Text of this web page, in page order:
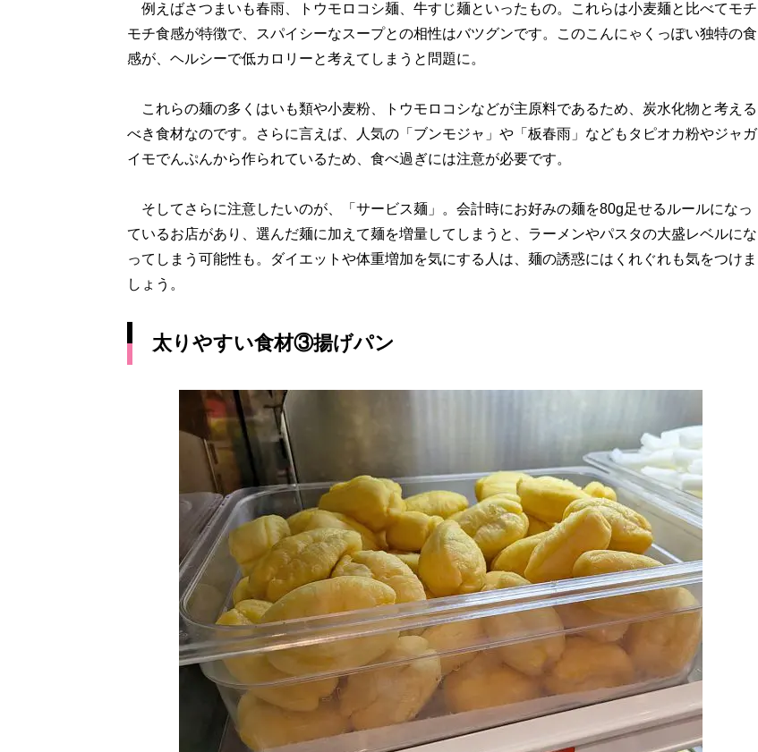
例えばさつまいも春雨、トウモロコシ麺、牛すじ麺といったもの。これらは小麦麺と比べてモチ
モチ食感が特徴で、スパイシーなスープとの相性はバツグンです。このこんにゃくっぽい独特の食
感が、ヘルシーで低カロリーと考えてしまうと問題に。
これらの麺の多くはいも類や小麦粉、トウモロコシなどが主原料であるため、炭水化物と考える
べき食材なのです。さらに言えば、人気の「ブンモジャ」や「板春雨」などもタピオカ粉やジャガ
イモでんぷんから作られているため、食べ過ぎには注意が必要です。
そしてさらに注意したいのが、「サービス麺」。会計時にお好みの麺を80g足せるルールになっ
ているお店があり、選んだ麺に加えて麺を増量してしまうと、ラーメンやパスタの大盛レベルにな
ってしまう可能性も。ダイエットや体重増加を気にする人は、麺の誘惑にはくれぐれも気をつけま
しょう。
太りやすい食材③揚げパン